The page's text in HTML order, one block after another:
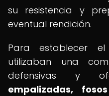
su resistencia y
eventual rendición.
Para establecer
utilizaban una
defensivas y
empalizadas,